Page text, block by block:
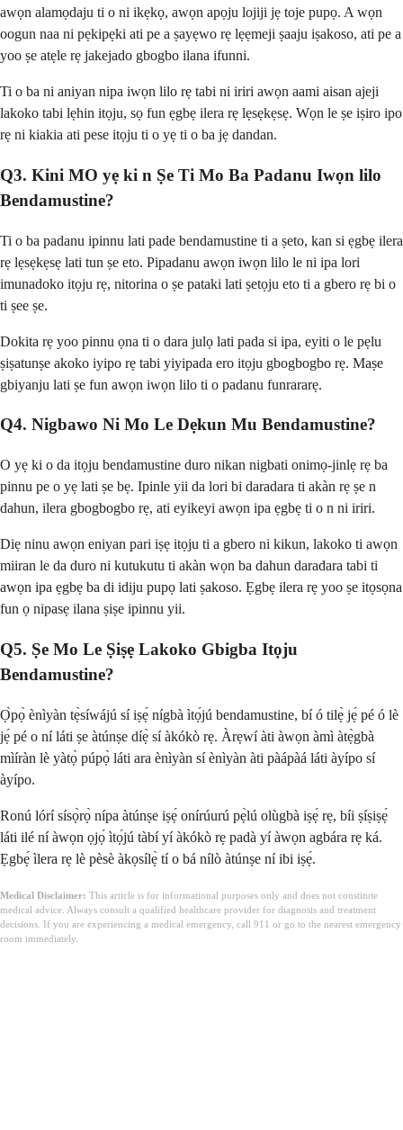
awọn alamọdaju ti o ni ikẹkọ, awọn apọju lojiji jẹ toje pupọ. A wọn
oogun naa ni pẹkipẹki ati pe a ṣayẹwo rẹ lẹẹmeji ṣaaju iṣakoso, ati pe a
yoo ṣe atẹle rẹ jakejado gbogbo ilana ifunni.
Ti o ba ni aniyan nipa iwọn lilo rẹ tabi ni iriri awọn aami aisan ajeji
lakoko tabi lẹhin itọju, sọ fun ẹgbẹ ilera rẹ lẹsẹkẹsẹ. Wọn le ṣe iṣiro ipo
rẹ ni kiakia ati pese itọju ti o yẹ ti o ba jẹ dandan.
Q3. Kini MO yẹ ki n Ṣe Ti Mo Ba Padanu Iwọn lilo
Bendamustine?
Ti o ba padanu ipinnu lati pade bendamustine ti a ṣeto, kan si ẹgbẹ ilera
rẹ lẹsẹkẹsẹ lati tun ṣe eto. Pipadanu awọn iwọn lilo le ni ipa lori
imunadoko itọju rẹ, nitorina o ṣe pataki lati ṣetọju eto ti a gbero rẹ bi o
ti ṣee ṣe.
Dokita rẹ yoo pinnu ọna ti o dara julọ lati pada si ipa, eyiti o le pẹlu
ṣiṣatunṣe akoko iyipo rẹ tabi yiyipada ero itọju gbogbogbo rẹ. Maṣe
gbiyanju lati ṣe fun awọn iwọn lilo ti o padanu funrararẹ.
Q4. Nigbawo Ni Mo Le Dẹkun Mu Bendamustine?
O yẹ ki o da itọju bendamustine duro nikan nigbati onimọ-jinlẹ rẹ ba
pinnu pe o yẹ lati ṣe bẹ. Ipinle yii da lori bi daradara ti akàn rẹ ṣe n
dahun, ilera gbogbogbo rẹ, ati eyikeyi awọn ipa ẹgbẹ ti o n ni iriri.
Diẹ ninu awọn eniyan pari iṣẹ itọju ti a gbero ni kikun, lakoko ti awọn
miiran le da duro ni kutukutu ti akàn wọn ba dahun daradara tabi ti
awọn ipa ẹgbẹ ba di idiju pupọ lati ṣakoso. Ẹgbẹ ilera rẹ yoo ṣe itọsọna
fun ọ nipasẹ ilana ṣiṣe ipinnu yii.
Q5. Ṣe Mo Le Ṣiṣẹ Lakoko Gbigba Itọju
Bendamustine?
Ọ̀pọ̀ ènìyàn tẹ̀síwájú sí iṣẹ́ nígbà ìtọ́jú bendamustine, bí ó tilẹ̀ jẹ́ pé ó lè
jẹ́ pé o ní láti ṣe àtúnṣe díẹ̀ sí àkókò rẹ. Àrẹwí àti àwọn àmì àtẹ̀gbà
mìíràn lè yàtọ̀ púpọ̀ láti ara ènìyàn sí ènìyàn àti pàápàá láti àyípo sí
àyípo.
Ronú lórí sísọ̀rọ̀ nípa àtúnṣe iṣẹ́ onírúurú pẹ̀lú olùgbà iṣẹ́ rẹ, bíi ṣíṣiṣẹ́
láti ilé ní àwọn ọjọ́ ìtọ́jú tàbí yí àkókò rẹ padà yí àwọn agbára rẹ ká.
Ẹgbẹ́ ìlera rẹ lè pèsè àkọsílẹ̀ tí o bá nílò àtúnṣe ní ibi iṣẹ́.
Medical Disclaimer: This article is for informational purposes only and does not constitute
medical advice. Always consult a qualified healthcare provider for diagnosis and treatment
decisions. If you are experiencing a medical emergency, call 911 or go to the nearest emergency
room immediately.